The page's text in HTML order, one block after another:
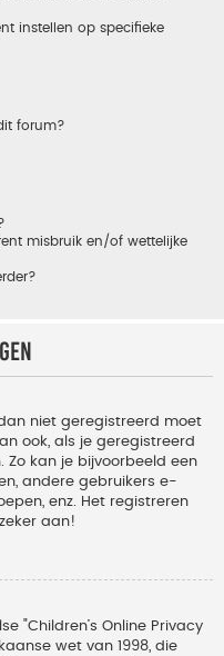
instellen op specifieke
forum?
misbruik en/of wettelijke
niet geregistreerd moet
ook, als je geregistreerd
Zo kan je bijvoorbeeld een
andere gebruikers e-
enz. Het registreren
aan!
"Children’s Online Privacy
wet van 1998, die